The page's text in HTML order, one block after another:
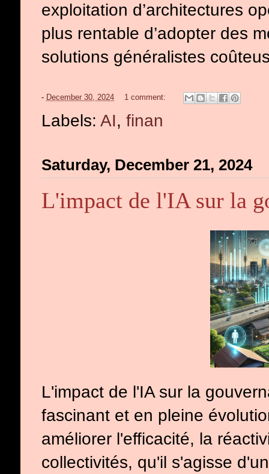
exploitation d’architectures
plus rentable d’adopter des
solutions généralistes
- December 30, 2024 1 comment:
Labels: AI, finan
Saturday, December 21, 2024
L'impact de l'IA sur la
L'impact de l'IA sur la
fascinant et en pleine
améliorer l'efficacité, la
collectivités, qu'il s'agisse